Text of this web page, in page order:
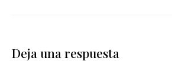
Deja una respuesta